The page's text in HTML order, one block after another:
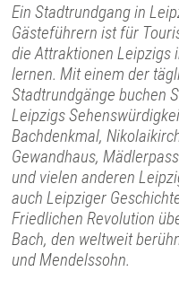
Ein Stadtrundgang in
Gästeführern ist für
die Attraktionen Leipzigs
lernen. Mit einem der
Stadtrundgänge buchen
Leipzigs
Bachdenkmal,
Gewandhaus,
und vielen anderen
auch Leipziger
Friedlichen Revolution
Bach, den weltweit
und Mendelssohn.